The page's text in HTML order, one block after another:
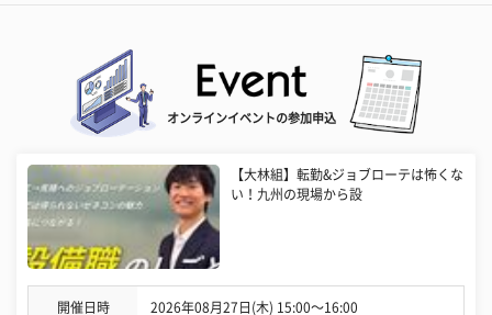
オンラインイベントの参加申込
【大林組】転勤&ジョブローテは怖くな
い！九州の現場から設
開催日時 2026年08月27日(木) 15:00〜16:00